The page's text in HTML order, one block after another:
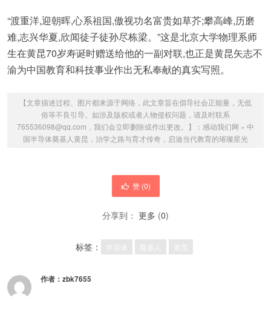
“渡重洋,迎朝晖,心系祖国,傲视功名富贵如草芥;攀高峰,历磨
难,志兴华夏,欣闻徒子徒孙尽栋梁。”这是北京大学物理系师
生在黄昆70岁寿诞时赠送给他的一副对联,也正是黄昆矢志不
渝为中国教育和科技事业作出无私奉献的真实写照。
【文章描述过程、图片都来源于网络，此文章旨在倡导社会正能量，无低
俗等不良引导。如涉及版权或者人物侵权问题，请及时联系
765536098@qq.com，我们会立即删除或作出更改。】： 感动我们网 » 中
国半导体奠基人黄昆，治学之路与育才传奇，启迪当代教育的璀璨星光
赞 (0)
分享到： 更多 (0)
标签： 半导体 奠基人 黄昆
作者： zbk7655